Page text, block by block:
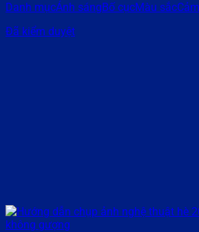
Danh mụcÁnh sángBố cụcMàu
Đã kiểm duyệt